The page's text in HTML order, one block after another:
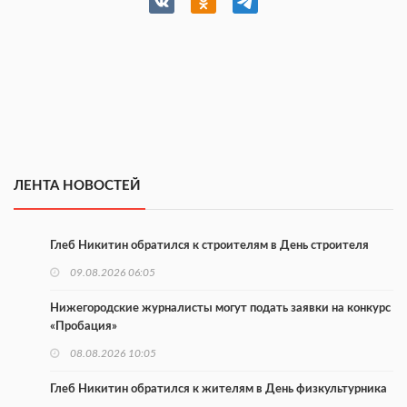
ЛЕНТА НОВОСТЕЙ
Глеб Никитин обратился к строителям в День строителя
09.08.2026 06:05
Нижегородские журналисты могут подать заявки на конкурс
«Пробация»
08.08.2026 10:05
Глеб Никитин обратился к жителям в День физкультурника